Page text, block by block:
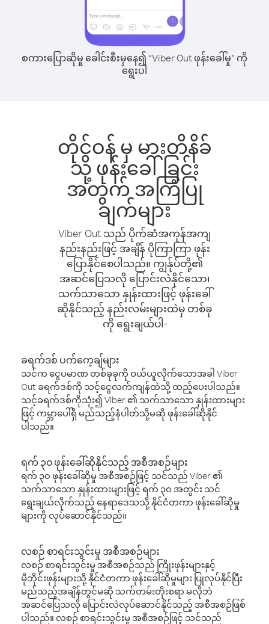
စကားပြောဆိုမှု ခေါင်းစီးမှနေ၍ “Viber Out ဖုန်းခေါ်မှု” ကို
ရွေးပါ
တိုင်ဝန် မှ မားတိနိခ်
သို့ ဖုန်းခေါ်ခြင်း
အတွက် အကြံပြု
ချက်များ
Viber Out သည် ပိုက်ဆံအကုန်အကျ
နည်းနည်းဖြင့် အချိန် ပိုကြာကြာ ဖုန်း
ပြောနိုင်စေပါသည်။ ကျွန်ုပ်တို့၏
အဆင်ပြေသလို ပြောင်းလဲနိုင်သော၊
သက်သာသော နှုန်းထားဖြင့် ဖုန်းခေါ်
ဆိုနိုင်သည့် နည်းလမ်းများထဲမှ တစ်ခု
ကို ရွေးချယ်ပါ-
ခရက်ဒစ် ပက်ကေ့ချ်များ
သင်က ငွေပမာဏ တစ်ခုခုကို ဝယ်ယူလိုက်သောအခါ Viber
Out ခရက်ဒစ်ကို သင့်ငွေလက်ကျန်ထဲသို့ ထည့်ပေးပါသည်။
သင့်ခရက်ဒစ်ကိုသုံး၍ Viber ၏ သက်သာသော နှုန်းထားများ
ဖြင့် ကမ္ဘာပေါ်ရှိ မည်သည့်နံပါတ်သို့မဆို ဖုန်းခေါ်ဆိုနိုင်
ပါသည်။
ရက် ၃၀ ဖုန်းခေါ်ဆိုနိုင်သည့် အစီအစဉ်များ
ရက် ၃၀ ဖုန်းခေါ်ဆိုမှု အစီအစဉ်ဖြင့် သင်သည် Viber ၏
သက်သာသော နှုန်းထားများဖြင့် ရက် ၃၀ အတွင်း သင်
ရွေးချယ်လိုက်သည့် နေရာဒေသသို့ နိုင်ငံတကာ ဖုန်းခေါ်ဆိုမှု
များကို လုပ်ဆောင်နိုင်သည်။
လစဉ် စာရင်းသွင်းမှု အစီအစဉ်များ
လစဉ် စာရင်းသွင်းမှု အစီအစဉ်သည် ကြိုးဖုန်းများနှင့်
မိုဘိုင်းဖုန်းများသို့ နိုင်ငံတကာ ဖုန်းခေါ်ဆိုမှုများ ပြုလုပ်နိုင်ပြီး
မည်သည့်အချိန်တွင်မဆို သက်တမ်းတိုးစရာ မလိုဘဲ
အဆင်ပြေသလို ပြောင်းလဲလုပ်ဆောင်နိုင်သည့် အစီအစဉ်ဖြစ်
ပါသည်။ လစဉ် စာရင်းသွင်းမှု အစီအစဉ်ဖြင့် သင်သည်